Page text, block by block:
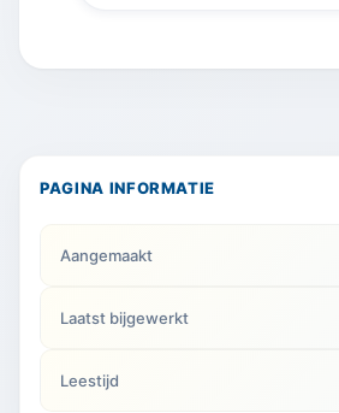
PAGINA INFORMATIE
Aangemaakt
Laatst bijgewerkt
Leestijd